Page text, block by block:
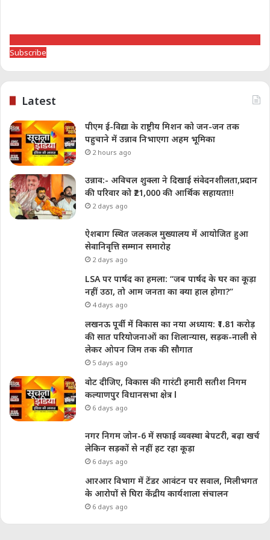
Subscribe
Latest
पीएम ई-विद्या के राष्ट्रीय मिशन को जन-जन तक
पहुचाने में उन्नाव निभाएगा अहम भूमिका
2 hours ago
उन्नाव:- अविचल शुक्ला ने दिखाई संवेदनशीलता,प्रदान
की परिवार को ₹21,000 की आर्थिक सहायता!!
2 days ago
ऐशबाग स्थित जलकल मुख्यालय में आयोजित हुआ
सेवानिवृत्ति सम्मान समारोह
2 days ago
LSA पर पार्षद का हमला: “जब पार्षद के घर का कूड़ा
नहीं उठा, तो आम जनता का क्या हाल होगा?”
4 days ago
लखनऊ पूर्वी में विकास का नया अध्याय: ₹1.81 करोड़
की सात परियोजनाओं का शिलान्यास, सड़क-नाली से
लेकर ओपन जिम तक की सौगात
5 days ago
वोट दीजिए, विकास की गारंटी हमारी सतीश निगम
कल्याणपुर विधानसभा क्षेत्र l
6 days ago
नगर निगम जोन-6 में सफाई व्यवस्था बेपटरी, बढ़ा खर्च
लेकिन सड़कों से नहीं हट रहा कूड़ा
6 days ago
आरआर विभाग में टेंडर आवंटन पर सवाल, मिलीभगत
के आरोपों से घिरा केंद्रीय कार्यशाला संचालन
6 days ago